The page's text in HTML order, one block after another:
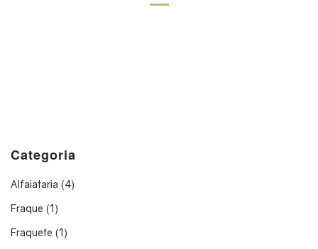
Categoria
Alfaiataria (4)
Fraque (1)
Fraquete (1)